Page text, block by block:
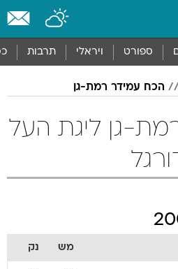
ספורט ויראלי תרבות
הכח עמידר רמת-גן
גן ליגת העל
מש נק